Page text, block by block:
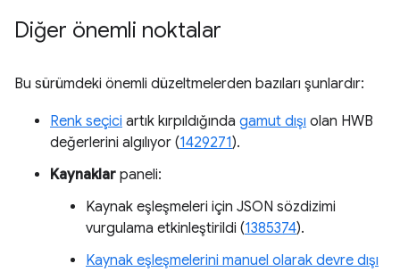
Diğer önemli noktalar
Bu sürümdeki önemli düzeltmelerden bazıları şunlardır:
Renk seçici artık kırpıldığında gamut dışı olan HWB
değerlerini algılıyor (1429271).
Kaynaklar paneli:
Kaynak eşleşmeleri için JSON sözdizimi
vurgulama etkinleştirildi (1385374).
Kaynak eşleşmelerini manuel olarak devre dışı